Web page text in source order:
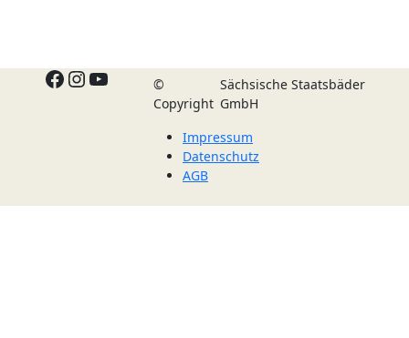
Facebook
Instagram
YouTube
©
Copyright
Sächsische Staatsbäder
GmbH
Impressum
Datenschutz
AGB